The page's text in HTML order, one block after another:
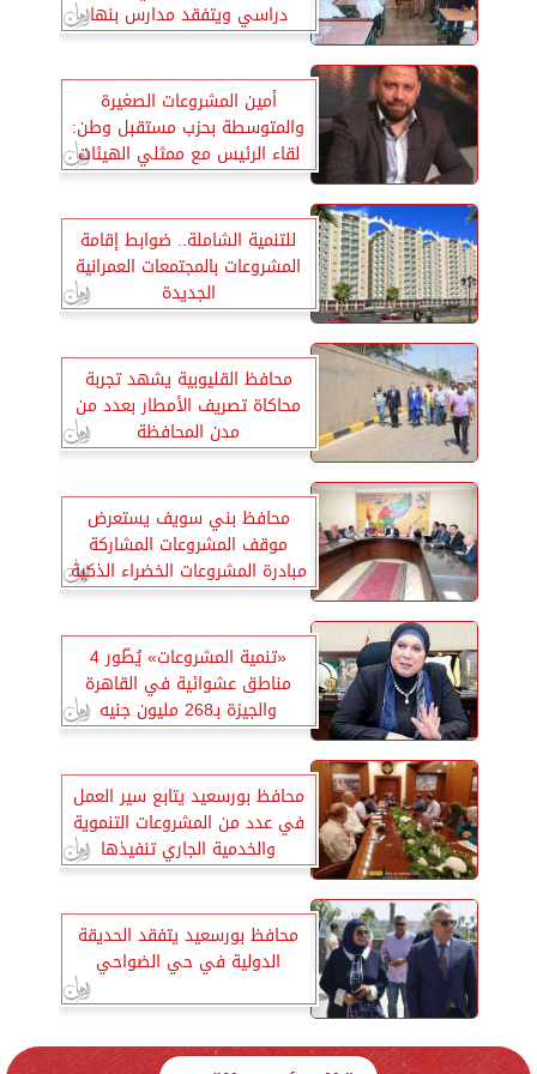
دراسي ويتفقد مدارس بنها
والقناطر الخيرية
أمين المشروعات الصغيرة
والمتوسطة بحزب مستقبل وطن:
لقاء الرئيس مع ممثلي الهيئات
القضائية يرسخ قيم العدالة
للتنمية الشاملة.. ضوابط إقامة
المشروعات بالمجتمعات العمرانية
الجديدة
محافظ القليوبية يشهد تجربة
محاكاة تصريف الأمطار بعدد من
مدن المحافظة
محافظ بني سويف يستعرض
موقف المشروعات المشاركة
مبادرة المشروعات الخضراء الذكية
«تنمية المشروعات» يُطّور 4
مناطق عشوائية في القاهرة
والجيزة بـ268 مليون جنيه
محافظ بورسعيد يتابع سير العمل
في عدد من المشروعات التنموية
والخدمية الجاري تنفيذها
محافظ بورسعيد يتفقد الحديقة
الدولية في حي الضواحي